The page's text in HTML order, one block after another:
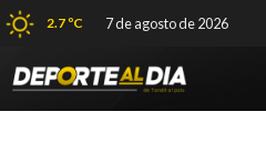
2.7 ºC 7 de agosto de 2026